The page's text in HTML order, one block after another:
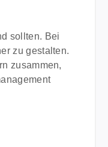
sollten. Bei
zu gestalten.
zusammen,